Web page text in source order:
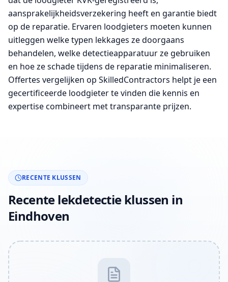
aansprakelijkheidsverzekering heeft en garantie biedt
op de reparatie. Ervaren loodgieters moeten kunnen
uitleggen welke typen lekkages ze doorgaans
behandelen, welke detectieapparatuur ze gebruiken
en hoe ze schade tijdens de reparatie minimaliseren.
Offertes vergelijken op SkilledContractors helpt je een
gecertificeerde loodgieter te vinden die kennis en
expertise combineert met transparante prijzen.
RECENTE KLUSSEN
Recente lekdetectie klussen in
Eindhoven